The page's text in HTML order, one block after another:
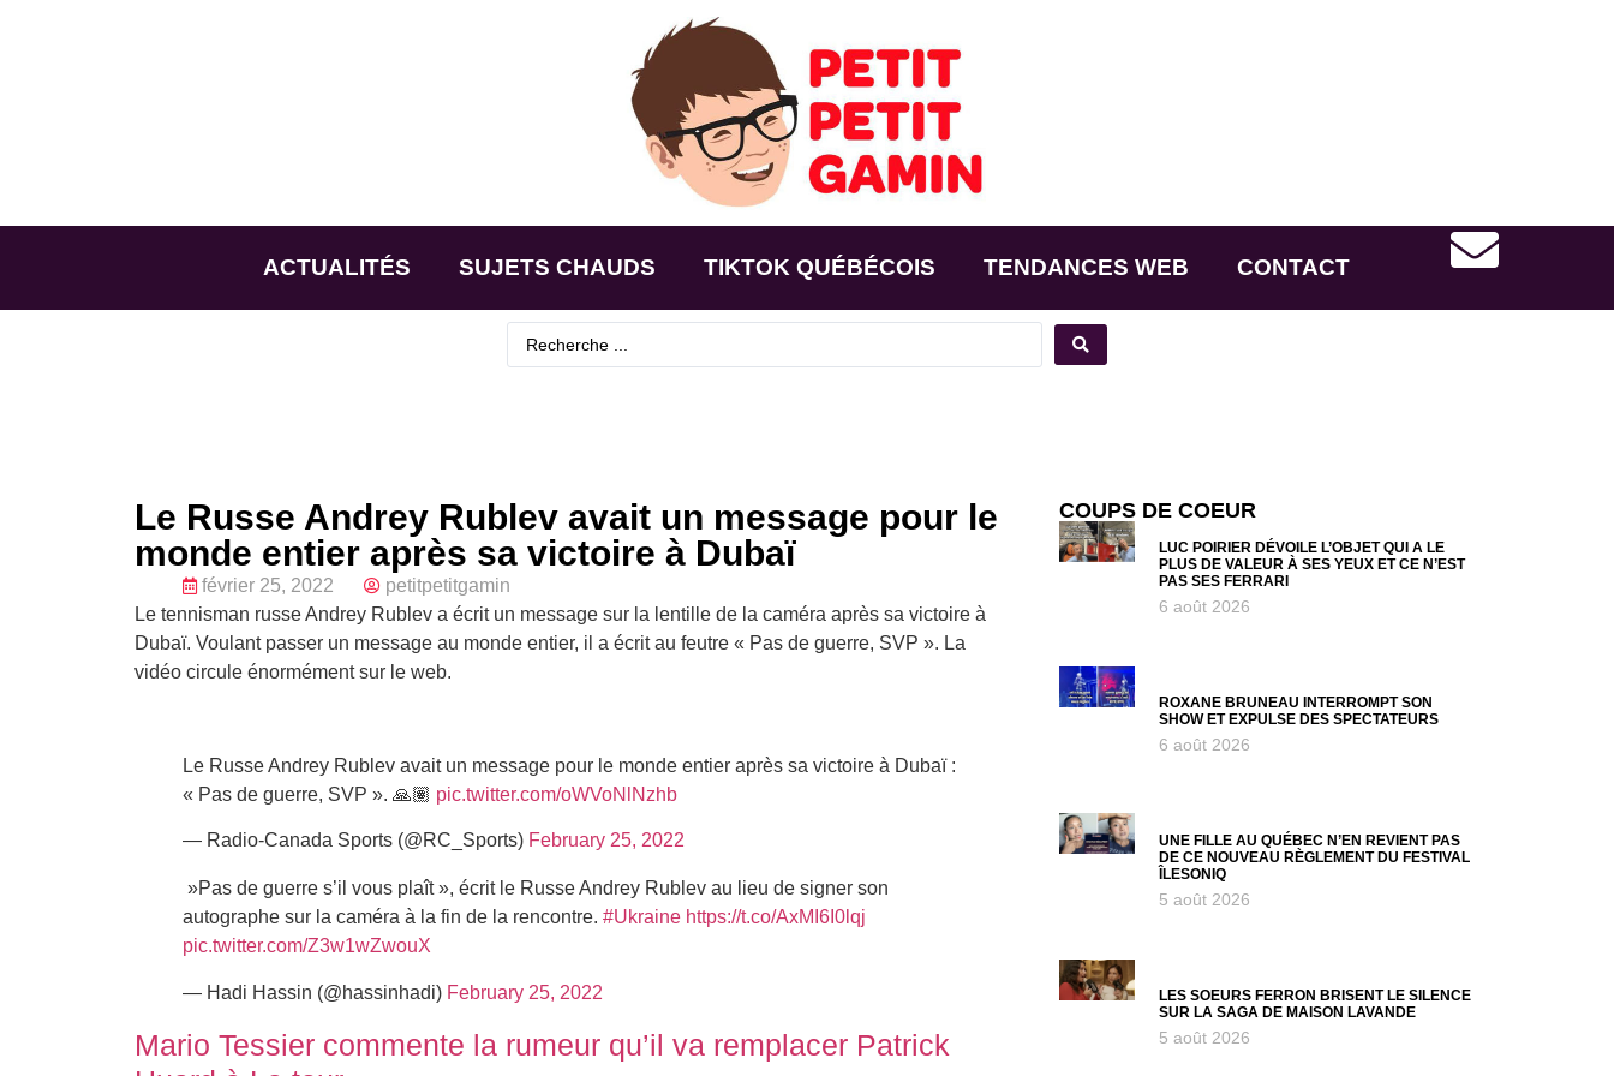
ACTUALITÉS SUJETS CHAUDS TIKTOK QUÉBÉCOIS TENDANCES WEB CONTACT
Le Russe Andrey Rublev avait un message pour le
monde entier après sa victoire à Dubaï
février 25, 2022
petitpetitgamin
Le tennisman russe Andrey Rublev a écrit un message sur la lentille de la caméra après sa victoire à
Dubaï. Voulant passer un message au monde entier, il a écrit au feutre « Pas de guerre, SVP ». La
vidéo circule énormément sur le web.
Le Russe Andrey Rublev avait un message pour le monde entier après sa victoire à Dubaï :
« Pas de guerre, SVP ». 🙏🏽 pic.twitter.com/oWVoNlNzhb
— Radio-Canada Sports (@RC_Sports) February 25, 2022
»Pas de guerre s’il vous plaît », écrit le Russe Andrey Rublev au lieu de signer son
autographe sur la caméra à la fin de la rencontre. #Ukraine https://t.co/AxMI6I0lqj
pic.twitter.com/Z3w1wZwouX
— Hadi Hassin (@hassinhadi) February 25, 2022
Mario Tessier commente la rumeur qu’il va remplacer Patrick
COUPS DE COEUR
LUC POIRIER DÉVOILE L’OBJET QUI A LE
PLUS DE VALEUR À SES YEUX ET CE N’EST
PAS SES FERRARI
6 août 2026
ROXANE BRUNEAU INTERROMPT SON
SHOW ET EXPULSE DES SPECTATEURS
6 août 2026
UNE FILLE AU QUÉBEC N’EN REVIENT PAS
DE CE NOUVEAU RÈGLEMENT DU FESTIVAL
ÎLESONIQ
5 août 2026
LES SOEURS FERRON BRISENT LE SILENCE
SUR LA SAGA DE MAISON LAVANDE
5 août 2026